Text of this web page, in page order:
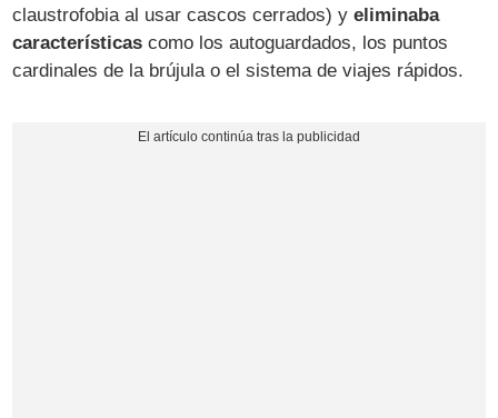
claustrofobia al usar cascos cerrados) yeliminaba
características como los autoguardados, los puntos
cardinales de la brújula o el sistema de viajes rápidos.